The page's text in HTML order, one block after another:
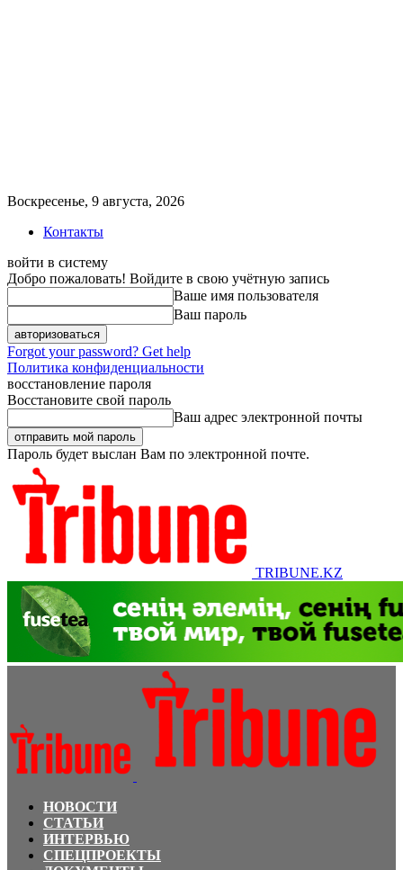
Воскресенье, 9 августа, 2026
Контакты
войти в систему
Добро пожаловать! Войдите в свою учётную запись
Ваше имя пользователя
Ваш пароль
Forgot your password? Get help
Политика конфиденциальности
восстановление пароля
Восстановите свой пароль
Ваш адрес электронной почты
Пароль будет выслан Вам по электронной почте.
TRIBUNE.KZ
НОВОСТИ
СТАТЬИ
ИНТЕРВЬЮ
СПЕЦПРОЕКТЫ